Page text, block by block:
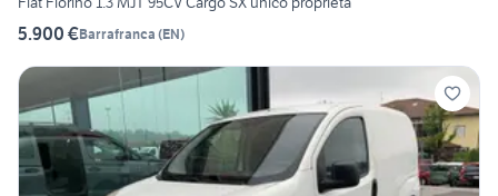
5.900 €Barrafranca (EN)